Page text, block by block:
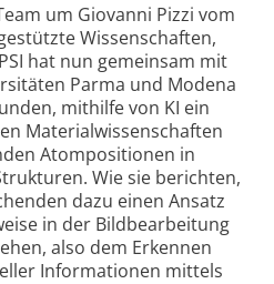
um Giovanni Pizzi vom
Wissenschaften,
hat nun gemeinsam mit
Parma und Modena
mithilfe von KI ein
Materialwissenschaften
Atompositionen in
Wie sie berichten,
dazu einen Ansatz
in der Bildbearbeitung
also dem Erkennen
Informationen mittels